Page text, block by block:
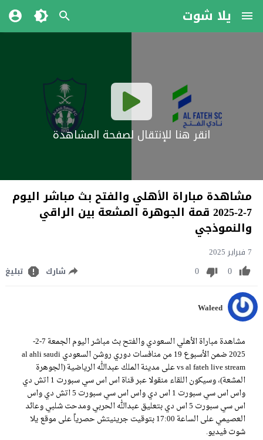
يلا شوت
انقر هنا للإنتقال لصفحة المشاهدة
مشاهدة مباراة الأهلي والفتح بث مباشر اليوم
7-2-2025 قمة الجوهرة المشعة بين الراقي
والنموذجي
7 فبراير 2025
0
0 شارك تبليغ
Waleed
مشاهدة مباراة الأهلي السعودي والفتح بث مباشر اليوم الجمعة 7-2-
2025 ضمن الأسبوع 19 من منافسات دوري روشن السعودي al ahli saudi
vs al fateh live stream على مدينة الملك عبدالله الرياضية (الجوهرة
المشعة)، وسيكون اللقاء منقولا عبر قناة اس اس سي سبورت 1 اتش دي
واس اس سي سبورت 1 اس دي واس اس سي سبورت 5 اتش دي واس
اس سي سبورت 5 اس دي بتعليق عبدالله الحربي ومدحت شلبي وعائد
العصيمي على الساعة 17:00 بتوقيت جرينيتش حصرياً على موقع يلا
شوت فيديو.